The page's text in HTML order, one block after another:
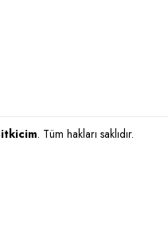
. Tüm hakları saklıdır.